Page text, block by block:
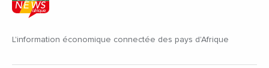
L'information économique connectée des pays d'Afrique